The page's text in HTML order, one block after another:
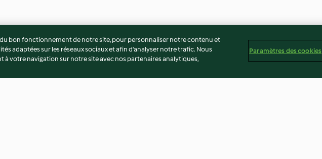
bon fonctionnement de notre site, pour personnaliser notre contenu et
adaptées sur les réseaux sociaux et afin d’analyser notre trafic. Nous
votre navigation sur notre site avec nos partenaires analytiques,
Paramètres des cookies